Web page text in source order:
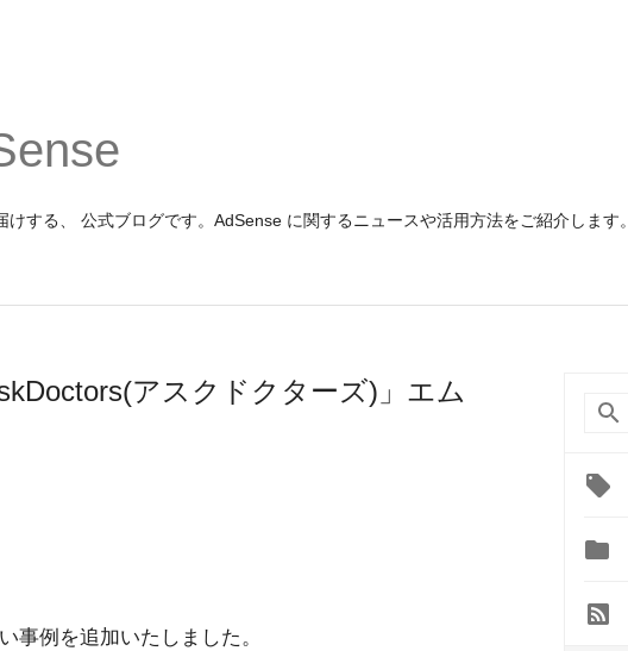
する、 公式ブログです。AdSense に関するニュースや活用方法をご紹介します。
アスクドクターズ)」エム
事例を追加いたしました。
